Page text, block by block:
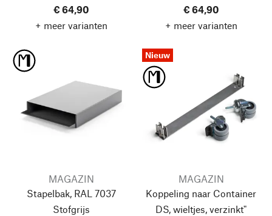
€ 64,90
+ meer varianten
€ 64,90
+ meer varianten
MAGAZIN
Stapelbak, RAL 7037
Stofgrijs
Nieuw
MAGAZIN
Koppeling naar Container
DS, wieltjes, verzinkt"